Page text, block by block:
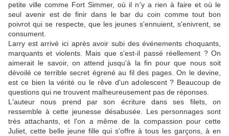
petite ville comme Fort Simmer, où il n'y a rien à faire et où le
seul avenir est de finir dans le bar du coin comme tout bon
poivrot qui se respecte, que les jeunes s'ennuient, s'enivrent, se
consument.
Larry est arrivé ici après avoir subi des événements choquants,
marquants et violents. Mais que s'est-il passé réellement ? On
aimerait le savoir, on attend jusqu'à la fin pour que nous soit
dévoilé ce terrible secret égrené au fil des pages. On le devine,
est ce bien la vérité ou le rêve d'un adolescent ? Beaucoup de
questions qui ne trouvent malheureusement pas de réponses.
L'auteur nous prend par son écriture dans ses filets, on
ressemble à cette jeunesse désabusée. Les personnages sont
très attachants, et l'on a même de la compassion pour cette
Juliet, cette belle jeune fille qui s'offre à tous les garçons, à en